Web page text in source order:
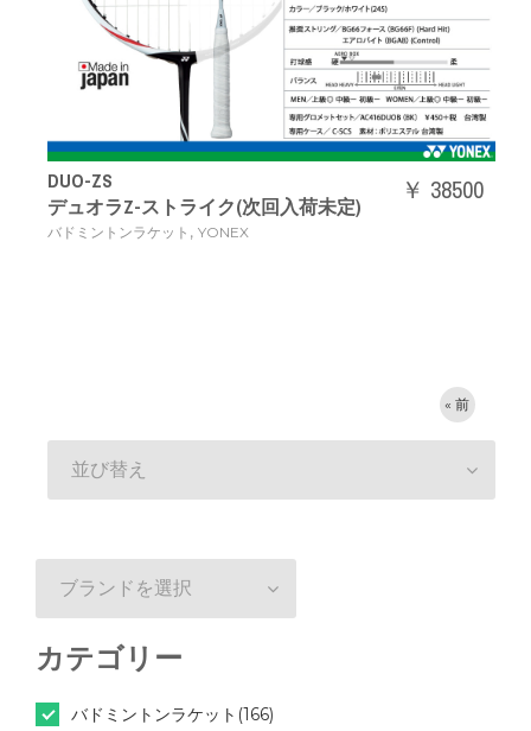
DUO-ZS
デュオラZ-ストライク(次回入荷未定)
バドミントンラケット , YONEX
￥ 38500
« 前
並び替え
ブランドを選択
カテゴリー
バドミントンラケット(166)